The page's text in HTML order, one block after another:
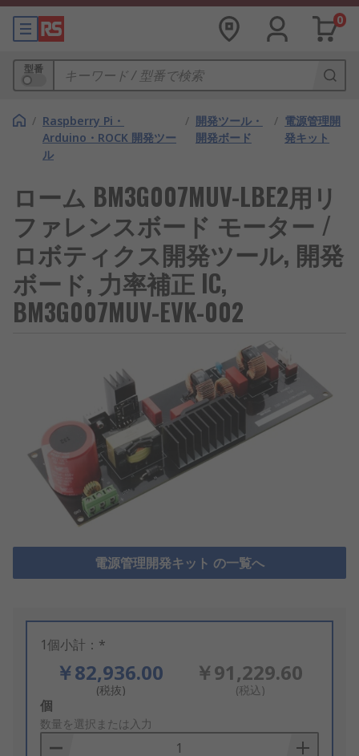
0
型番
/ Raspberry Pi・
Arduino・ROCK 開発ツー
ル
/ 開発ツール・
開発ボード
/ 電源管理開
発キット
ローム BM3G007MUV-LBE2用リ
ファレンスボード モーター /
ロボティクス開発ツール, 開発
ボード, 力率補正 IC,
BM3G007MUV-EVK-002
電源管理開発キット の一覧へ
1個小計：*
￥82,936.00
(税抜)
￥91,229.60
(税込)
Add
to
Basket
個
数量を選択または入力